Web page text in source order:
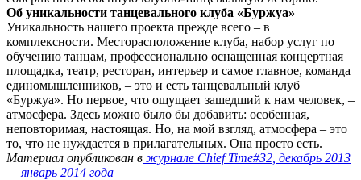
Об уникальности танцевального клуба «Буржуа»
Уникальность нашего проекта прежде всего – в
комплексности. Месторасположение клуба, набор услуг по
обучению танцам, профессионально оснащенная концертная
площадка, театр, ресторан, интерьер и самое главное, команда
единомышленников, – это и есть танцевальный клуб
«Буржуа». Но первое, что ощущает зашедший к нам человек, –
атмосфера. Здесь можно было бы добавить: особенная,
неповторимая, настоящая. Но, на мой взгляд, атмосфера – это
то, что не нуждается в прилагательных. Она просто есть.
Материал опубликован в журнале Chief Time#32, декабрь 2013
— январь 2014 года